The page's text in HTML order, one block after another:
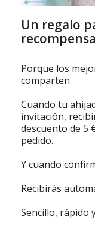
Un regalo
Porque los
comparten.
Cuando tu
invitación,
descuento de 5
pedido.
Y cuando
Recibirás
Sencillo, rápido